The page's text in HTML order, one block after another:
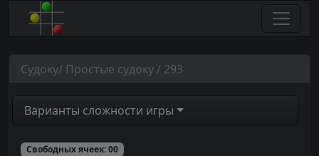
Судоку/ Простые судоку / 293
Варианты сложности игры
Свободных ячеек:00